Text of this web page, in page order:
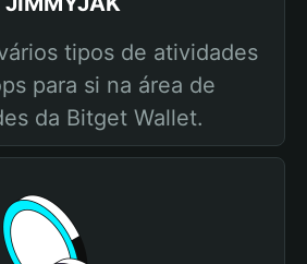
tipos de atividades
para si na área de
da Bitget Wallet.